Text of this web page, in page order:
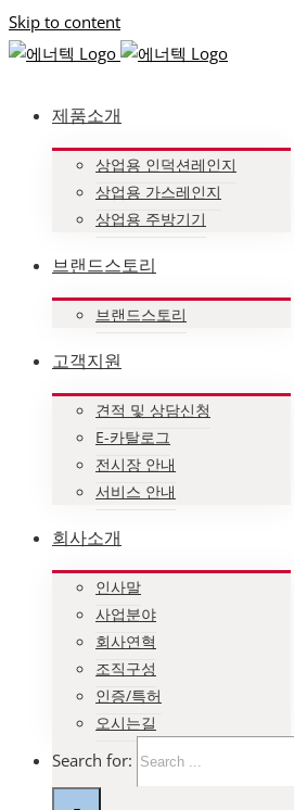
Skip to content
제품소개
상업용 인덕션레인지
상업용 가스레인지
상업용 주방기기
브랜드스토리
브랜드스토리
고객지원
견적 및 상담신청
E-카탈로그
전시장 안내
서비스 안내
회사소개
인사말
사업분야
회사연혁
조직구성
인증/특허
오시는길
Search for: